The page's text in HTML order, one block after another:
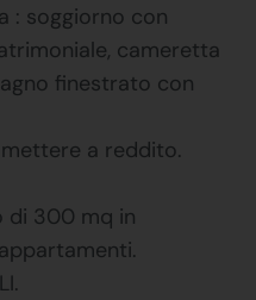
: soggiorno con
cameretta
finestrato con
mettere a reddito.
di 300 mq in